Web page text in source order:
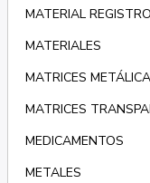
MATERIAL
MATERIALES
MATRICES
MATRICES
MEDICAMENTOS
METALES